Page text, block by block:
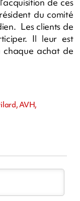
du comité
Les clients de
Il leur est
chaque achat de
AVH,